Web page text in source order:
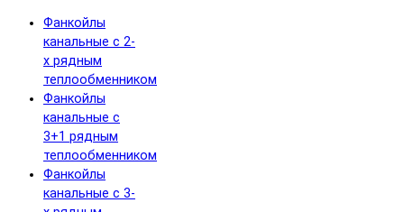
Фанкойлы
канальные с 2-
х рядным
теплообменником
Фанкойлы
канальные с
3+1 рядным
теплообменником
Фанкойлы
канальные с 3-